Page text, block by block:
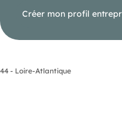
Créer mon profil
44 - Loire-Atlantique